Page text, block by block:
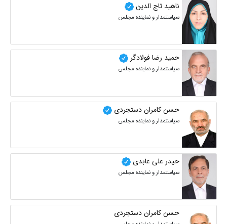
ناهید تاج الدین
سیاستمدار و نماینده مجلس
حمید رضا فولادگر
سیاستمدار و نماینده مجلس
حسن کامران دستجردی
سیاستمدار و نماینده مجلس
حیدر علی عابدی
سیاستمدار و نماینده مجلس
حسن کامران دستجردی